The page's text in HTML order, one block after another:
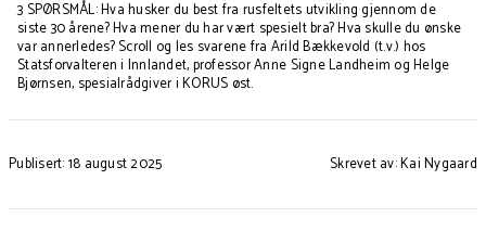
3 SPØRSMÅL: Hva husker du best fra rusfeltets utvikling gjennom de
siste 30 årene? Hva mener du har vært spesielt bra? Hva skulle du ønske
var annerledes? Scroll og les svarene fra Arild Bækkevold (t.v.) hos
Statsforvalteren i Innlandet, professor Anne Signe Landheim og Helge
Bjørnsen, spesialrådgiver i KORUS øst.
Publisert: 18 august 2025 Skrevet av: Kai Nygaard